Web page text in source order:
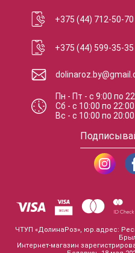
+375 (44) 712-50-70
+375 (44) 599-35-35
Пн - Пт -с 9:00по
Сб -с 10:00по 22:00
Вс -с 10:00по 20:00
ЧТУП «ДолинаРоз», юр.адрес:
Интернет-магазин